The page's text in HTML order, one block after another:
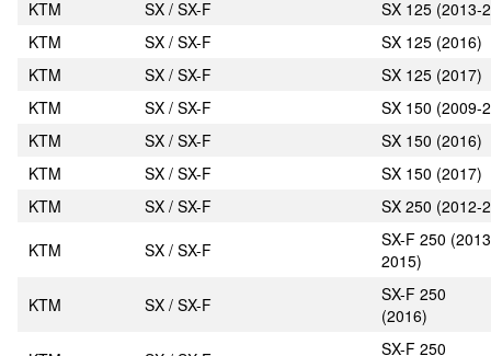
KTM SX / SX-F
SX 125 (2013-
KTM
SX / SX-F
SX 125 (2016)
KTM
SX / SX-F
SX 125 (2017)
KTM
SX / SX-F
SX 150 (2009-
KTM
SX / SX-F
SX 150 (2016)
KTM
SX / SX-F
SX 150 (2017)
KTM
SX / SX-F
SX 250 (2012-
KTM
SX / SX-F
SX-F 250
2015)
KTM
SX / SX-F
SX-F 250
(2016)
SX-F 250